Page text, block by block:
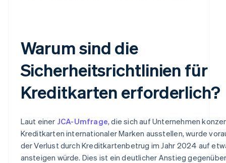
Warum sind die
Sicherheitsrichtlinien für
Kreditkarten erforderlich?
Laut einer JCA-Umfrage, die sich auf Unternehmen
Kreditkarten internationaler Marken ausstellen, wurde
der Verlust durch Kreditkartenbetrug im Jahr 2024 auf
ansteigen würde. Dies ist ein deutlicher Anstieg